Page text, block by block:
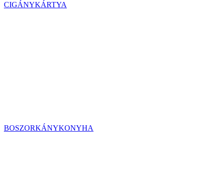
CIGÁNYKÁRTYA
BOSZORKÁNYKONYHA